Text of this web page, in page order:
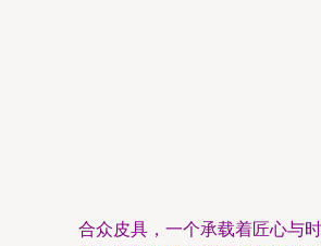
合众皮具，一个承载着匠心与